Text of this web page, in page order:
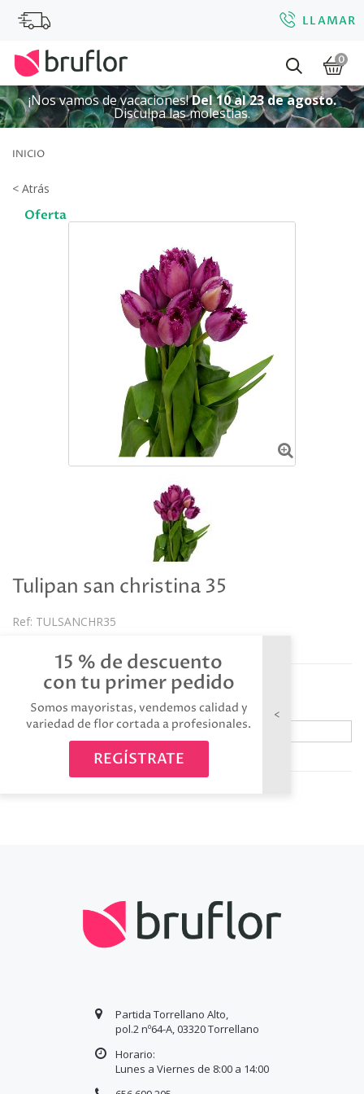
15 % de descuento
con tu primer pedido
Somos mayoristas, vendemos calidad y
variedad de flor cortada a profesionales.
REGÍSTRATE
LLAMAR
0
¡Nos vamos de vacaciones!Del 10 al 23 de agosto.
Disculpa las molestias.
INICIO
< Atrás
Oferta
Tulipan san christina 35
Ref: TULSANCHR35
Descripción
Referencia: TULSANCHR35
Avísame cuando esté disponible
Partida Torrellano Alto,
pol.2 nº64-A, 03320 Torrellano
Horario:
Lunes a Viernes de 8:00 a 14:00